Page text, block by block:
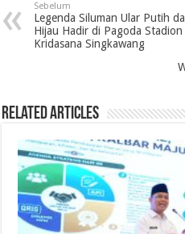
Sebelum
Legenda Siluman Ular Putih
Hijau Hadir di Pagoda Stadion
Kridasana Singkawang
Related Articles